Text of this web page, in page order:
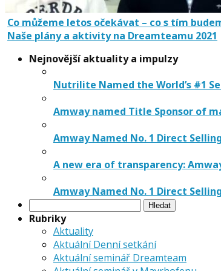
Co můžeme letos očekávat – co s tím
Naše plány a aktivity na Dreamteamu 2021
Nejnovější aktuality a impulzy
Nutrilite Named the World’s #1
Amway named Title Sponsor of
Amway Named No. 1 Direct
A new era of transparency:
Amway Named No. 1 Direct
Vyhledávání
Rubriky
Aktuality
Aktuální Denní setkání
Aktuální seminář Dreamteam